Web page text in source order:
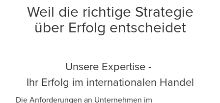
Weil die richtige Strategie
über Erfolg entscheidet
Unsere Expertise -
Ihr Erfolg im internationalen Handel
Die Anforderungen an Unternehmen im